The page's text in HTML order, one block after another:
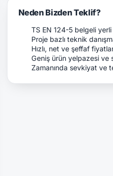
Neden Bizden Teklif?
TS EN 124-5 belgeli
Proje bazlı teknik
Hızlı, net ve şeffaf
Geniş ürün yelpazesi ve
Zamanında sevkiyat ve